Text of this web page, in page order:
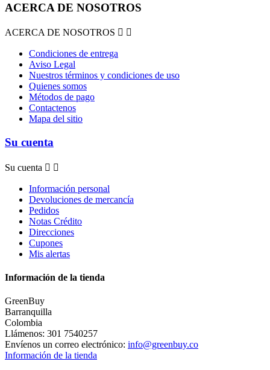
ACERCA DE NOSOTROS
ACERCA DE NOSOTROS  
Condiciones de entrega
Aviso Legal
Nuestros términos y condiciones de uso
Quienes somos
Métodos de pago
Contactenos
Mapa del sitio
Su cuenta
Su cuenta  
Información personal
Devoluciones de mercancía
Pedidos
Notas Crédito
Direcciones
Cupones
Mis alertas
Información de la tienda
GreenBuy
Barranquilla
Colombia
Llámenos: 301 7540257
Envíenos un correo electrónico: info@greenbuy.co
Información de la tienda